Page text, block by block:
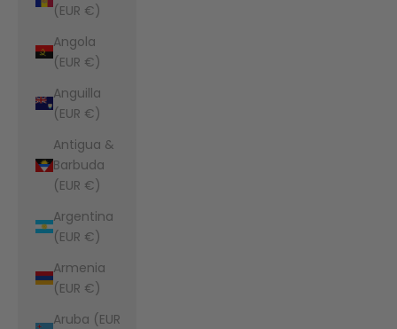
(EUR €)
Angola
(EUR €)
Anguilla
(EUR €)
Antigua &
Barbuda
(EUR €)
Argentina
(EUR €)
Armenia
(EUR €)
Aruba (EUR